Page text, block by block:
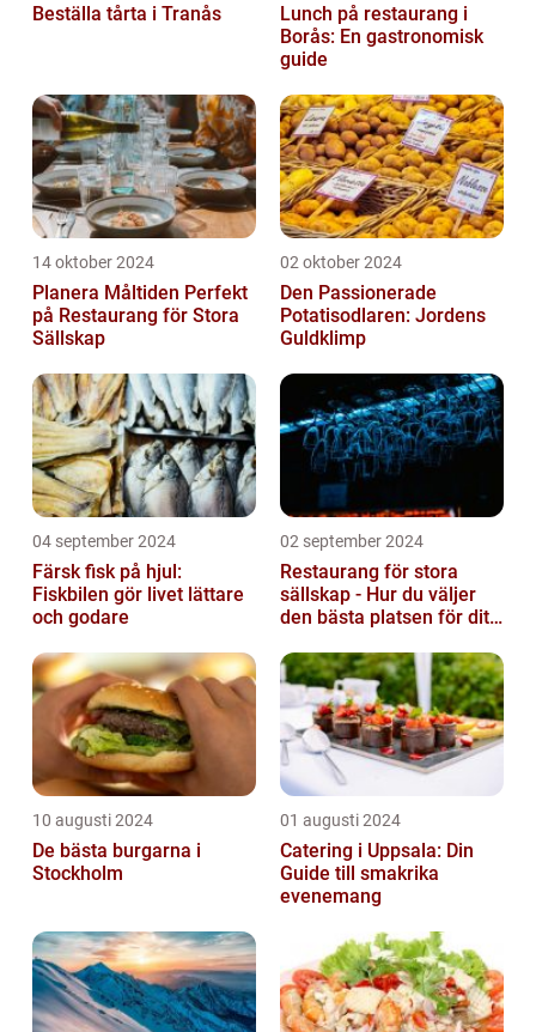
Beställa tårta i Tranås
Lunch på restaurang i
Borås: En gastronomisk
guide
14 oktober 2024
Planera Måltiden Perfekt
på Restaurang för Stora
Sällskap
02 oktober 2024
Den Passionerade
Potatisodlaren: Jordens
Guldklimp
04 september 2024
Färsk fisk på hjul:
Fiskbilen gör livet lättare
och godare
02 september 2024
Restaurang för stora
sällskap - Hur du väljer
den bästa platsen för ditt
10 augusti 2024
De bästa burgarna i
Stockholm
01 augusti 2024
Catering i Uppsala: Din
Guide till smakrika
evenemang